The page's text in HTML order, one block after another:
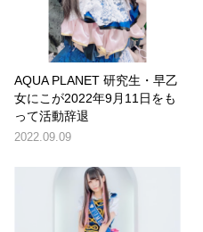
AQUA PLANET 研究生・早乙
女にこが2022年9月11日をも
って活動辞退
2022.09.09